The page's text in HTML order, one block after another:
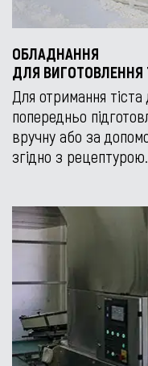
ОБЛАДНАННЯ
ДЛЯ ВИГОТОВЛЕННЯ
Для отримання
попередньо
вручну або за
згідно з рецептурою.